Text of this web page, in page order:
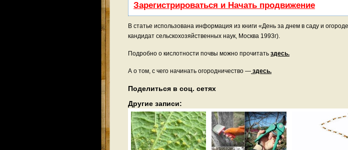
Зарегистрироваться и Начать продвижение
В статье использована информация из книги «День за днем в саду и
кандидат сельскохозяйственных наук, Москва 1993г).
Подробно о кислотности почвы можно прочитать здесь.
А о том, с чего начинать огородничество — здесь.
Поделиться в соц. сетях
Другие записи: